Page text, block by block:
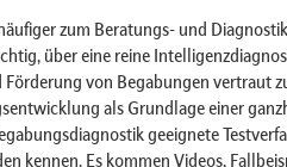
zum Beratungs- und
über eine reine
von Begabungen vertraut
als Grundlage einer
geeignete
kennen. Es kommen Videos,